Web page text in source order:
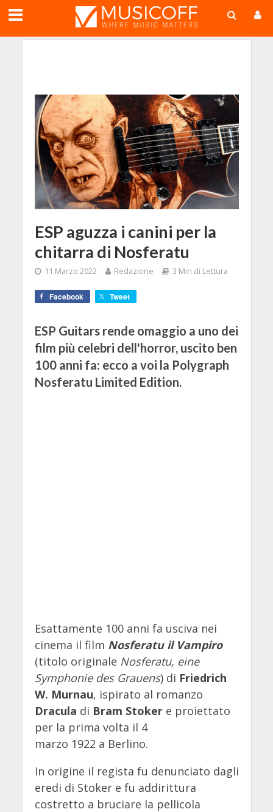
ESP aguzza i canini per la
chitarra di Nosferatu
11 Marzo 2022 Redazione 3 Min di Lettura
Facebook Tweet
ESP Guitars rende omaggio a uno dei
film più celebri dell'horror, uscito ben
100 anni fa: ecco a voi la Polygraph
Nosferatu Limited Edition.
Esattamente 100 anni fa usciva nei
cinema il film Nosferatu il Vampiro
(titolo originale Nosferatu, eine
Symphonie des Grauens) di Friedrich
W. Murnau, ispirato al romanzo
Dracula di Bram Stoker e proiettato
per la prima volta il 4
marzo 1922 a Berlino.
In origine il regista fu denunciato dagli
eredi di Stoker e fu addirittura
costretto a bruciare la pellicola